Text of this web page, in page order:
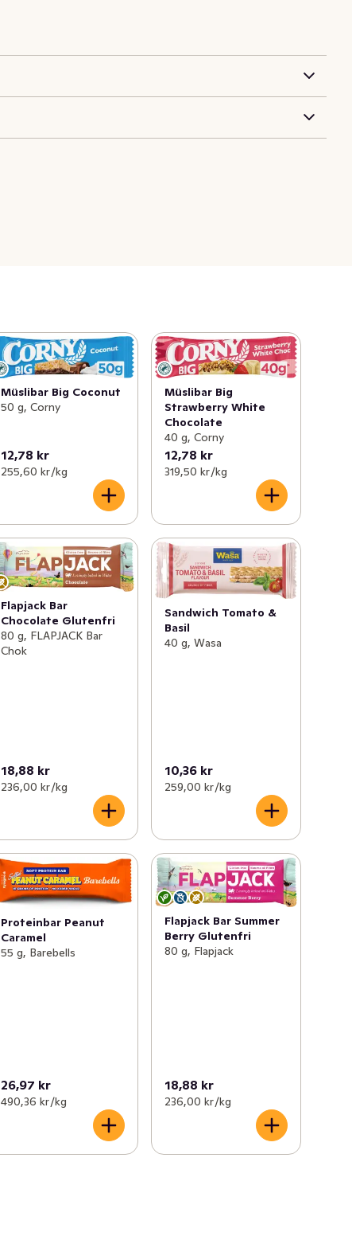
Müslibar Big Coconut
50 g, Corny
12,78 kr
255,60 kr /kg
Müslibar Big
Strawberry White
Chocolate
40 g, Corny
12,78 kr
319,50 kr /kg
Flapjack Bar
Chocolate Glutenfri
80 g, FLAPJACK Bar
Chok
18,88 kr
236,00 kr /kg
Sandwich Tomato &
Basil
40 g, Wasa
10,36 kr
259,00 kr /kg
Proteinbar Peanut
Caramel
55 g, Barebells
26,97 kr
490,36 kr /kg
Flapjack Bar Summer
Berry Glutenfri
80 g, Flapjack
18,88 kr
236,00 kr /kg